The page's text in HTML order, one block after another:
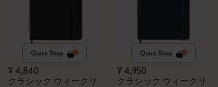
Quick Shop
¥ 4,840
クラシック ウィークリ
Quick Shop
¥ 4,950
クラシック ウィークリ